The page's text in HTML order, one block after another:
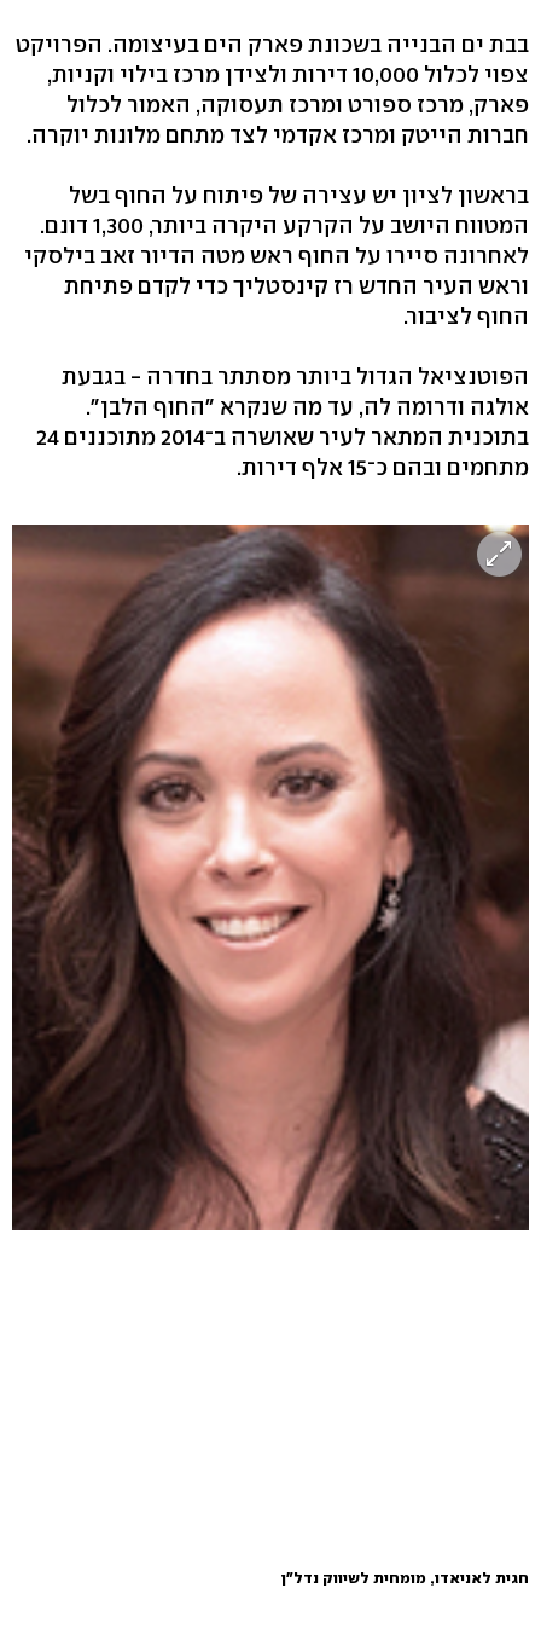
בבת ים הבנייה בשכונת פארק הים בעיצומה. הפרויקט
צפוי לכלול 10,000 דירות ולצידן מרכז בילוי וקניות,
פארק, מרכז ספורט ומרכז תעסוקה, האמור לכלול
חברות הייטק ומרכז אקדמי לצד מתחם מלונות יוקרה.
בראשון לציון יש עצירה של פיתוח על החוף בשל
המטווח היושב על הקרקע היקרה ביותר, 1,300 דונם.
לאחרונה סיירו על החוף ראש מטה הדיור זאב בילסקי
וראש העיר החדש רז קינסטליך כדי לקדם פתיחת
החוף לציבור.
הפוטנציאל הגדול ביותר מסתתר בחדרה - בגבעת
אולגה ודרומה לה, עד מה שנקרא "החוף הלבן".
בתוכנית המתאר לעיר שאושרה ב־2014 מתוכננים 24
מתחמים ובהם כ־15 אלף דירות.
חגית לאניאדו, מומחית לשיווק נדל"ן